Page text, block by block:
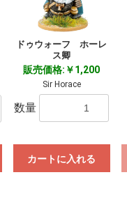
ドゥウォーフ ホーレ
ス卿
販売価格:￥1,200
Sir Horace
数量
カートに入れる